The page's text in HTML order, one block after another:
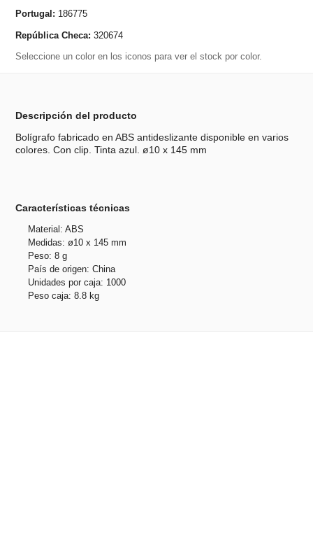
Portugal: 186775
República Checa: 320674
Seleccione un color en los iconos para ver el stock por color.
Descripción del producto
Bolígrafo fabricado en ABS antideslizante disponible en varios
colores. Con clip. Tinta azul. ø10 x 145 mm
Características técnicas
Material: ABS
Medidas: ø10 x 145 mm
Peso: 8 g
País de origen: China
Unidades por caja: 1000
Peso caja: 8.8 kg